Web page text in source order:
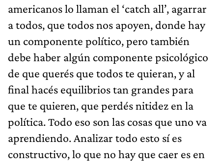
americanos lo llaman el ‘catch all’, agarrar
a todos, que todos nos apoyen, donde hay
un componente político, pero también
debe haber algún componente psicológico
de que querés que todos te quieran, y al
final hacés equilibrios tan grandes para
que te quieren, que perdés nitidez en la
política. Todo eso son las cosas que uno va
aprendiendo. Analizar todo esto sí es
constructivo, lo que no hay que caer es en